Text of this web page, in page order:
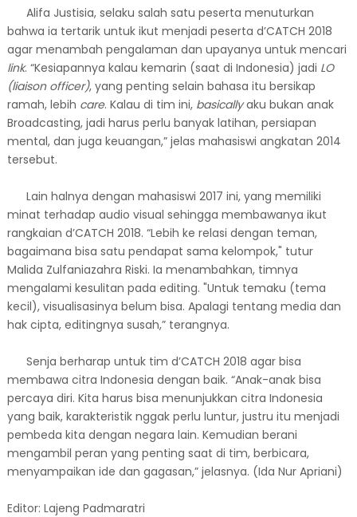
Alifa Justisia, selaku salah satu peserta menuturkan
bahwa ia tertarik untuk ikut menjadi peserta d’CATCH 2018
agar menambah pengalaman dan upayanya untuk mencari
link. “Kesiapannya kalau kemarin (saat di Indonesia) jadi LO
(liaison officer), yang penting selain bahasa itu bersikap
ramah, lebih care. Kalau di tim ini,basicallyaku bukan anak
Broadcasting, jadi harus perlu banyak latihan, persiapan
mental, dan juga keuangan,” jelas mahasiswi angkatan 2014
tersebut.
Lain halnya dengan mahasiswi 2017 ini, yang memiliki
minat terhadap audio visual sehingga membawanya ikut
rangkaian d’CATCH 2018. “Lebih ke relasi dengan teman,
bagaimana bisa satu pendapat sama kelompok," tutur
Malida Zulfaniazahra Riski. Ia menambahkan, timnya
mengalami kesulitan pada editing. "Untuk temaku (tema
kecil), visualisasinya belum bisa. Apalagi tentang media dan
hak cipta, editingnya susah,” terangnya.
Senja berharap untuk tim d’CATCH 2018 agar bisa
membawa citra Indonesia dengan baik. “Anak-anak bisa
percaya diri. Kita harus bisa menunjukkan citra Indonesia
yang baik, karakteristik nggak perlu luntur, justru itu menjadi
pembeda kita dengan negara lain. Kemudian berani
mengambil peran yang penting saat di tim, berbicara,
menyampaikan ide dan gagasan,” jelasnya. (Ida Nur Apriani)
Editor: Lajeng Padmaratri